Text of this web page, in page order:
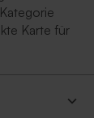
Karte für